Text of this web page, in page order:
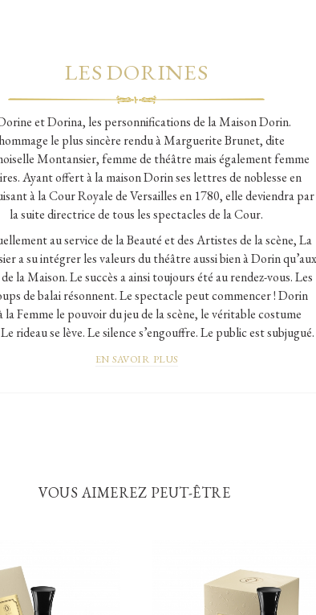
LES DORINES
et Dorina, les personnifications de la Maison Dorin.
le plus sincère rendu à Marguerite Brunet, dite
Montansier, femme de théâtre mais également femme
Ayant offert à la maison Dorin ses lettres de noblesse en
à la Cour Royale de Versailles en 1780, elle deviendra par
la suite directrice de tous les spectacles de la Cour.
au service de la Beauté et des Artistes de la scène, La
a su intégrer les valeurs du théâtre aussi bien à Dorin qu’aux
la Maison. Le succès a ainsi toujours été au rendez-vous. Les
de balai résonnent. Le spectacle peut commencer ! Dorin
la Femme le pouvoir du jeu de la scène, le véritable costume
rideau se lève. Le silence s’engouffre. Le public est subjugué.
EN SAVOIR PLUS
VOUS AIMEREZ PEUT-ÊTRE